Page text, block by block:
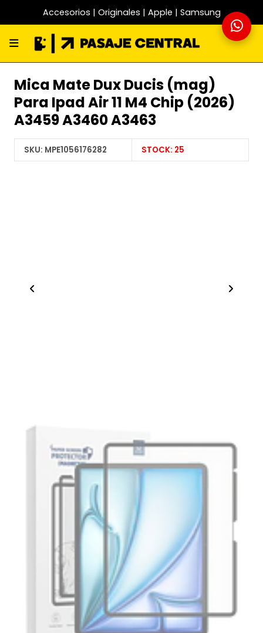
Accesorios | Originales | Apple | Samsung
Mica Mate Dux Ducis (mag)
Para Ipad Air 11 M4 Chip (2026)
A3459 A3460 A3463
SKU: MPE1056176282 STOCK: 25